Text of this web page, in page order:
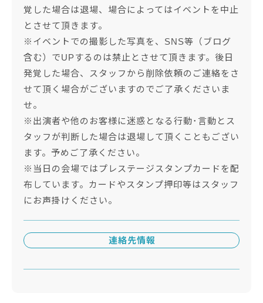
覚した場合は退場、場合によってはイベントを中止
とさせて頂きます。
※イベントでの撮影した写真を、SNS等（ブログ
含む）でUPするのは禁止とさせて頂きます。後日
発覚した場合、スタッフから削除依頼のご連絡をさ
せて頂く場合がございますのでご了承くださいま
せ。
※出演者や他のお客様に迷惑となる行動･言動とス
タッフが判断した場合は退場して頂くこともござい
ます。予めご了承ください。
※当日の会場ではプレステージスタンプカードを配
布しています。カードやスタンプ押印等はスタッフ
にお声掛けください。
連絡先情報